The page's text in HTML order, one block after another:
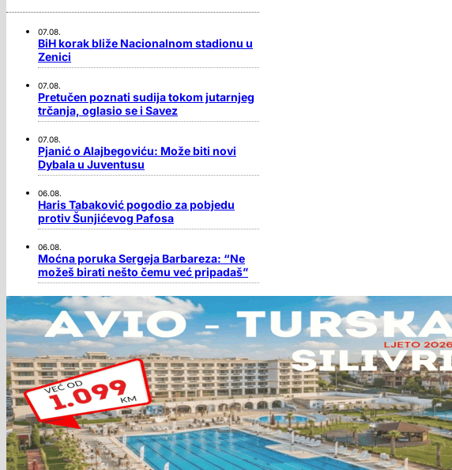
07.08.
BiH korak bliže Nacionalnom stadionu u
Zenici
07.08.
Pretučen poznati sudija tokom jutarnjeg
trčanja, oglasio se i Savez
07.08.
Pjanić o Alajbegoviću: Može biti novi
Dybala u Juventusu
06.08.
Haris Tabaković pogodio za pobjedu
protiv Šunjićevog Pafosa
06.08.
Moćna poruka Sergeja Barbareza: “Ne
možeš birati nešto čemu već pripadaš”